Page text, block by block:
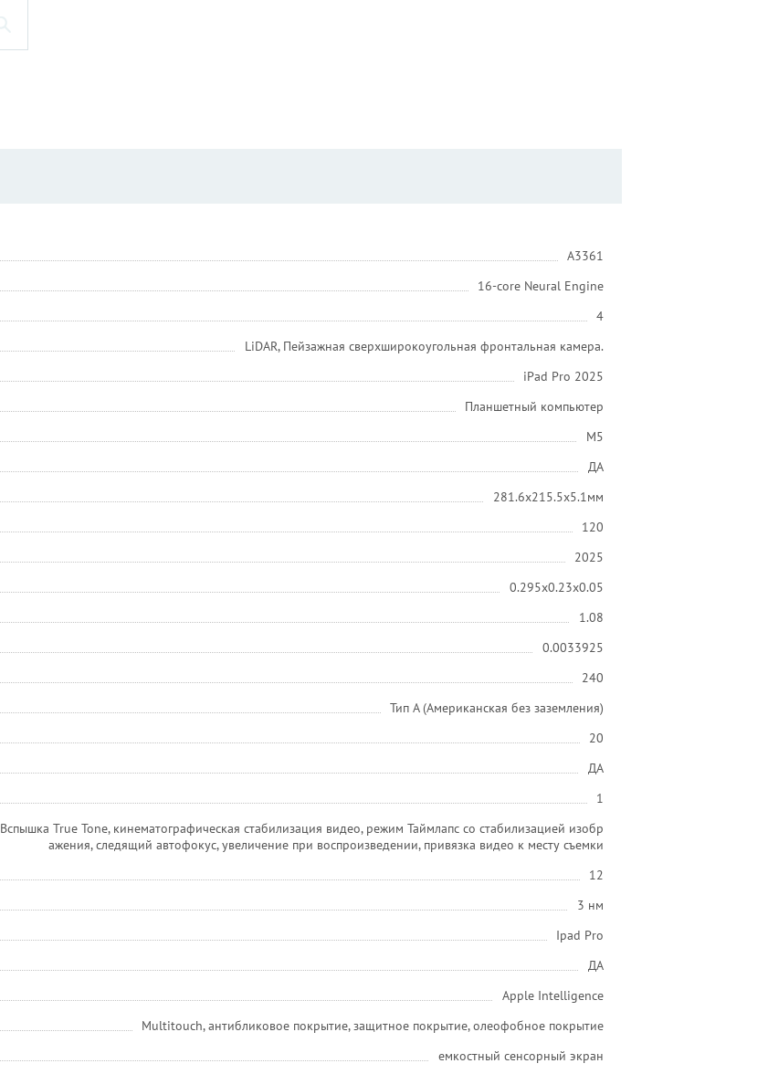
A3361
16-core Neural Engine
4
LiDAR, Пейзажная сверхширокоугольная фронтальная камера.
iPad Pro 2025
Планшетный компьютер
M5
ДА
281.6x215.5x5.1мм
120
2025
0.295x0.23x0.05
1.08
0.0033925
240
Тип A (Американская без заземления)
20
ДА
1
Вспышка True Tone, кинематографическая стабилизация видео, режим Таймлапс со стабили­зацией изобр
ажения, следящий автофокус, увеличение при воспроизведении, привязка видео к месту съемки
12
3 нм
Ipad Pro
ДА
Apple Intelligence
Multitouch, антибликовое покрытие, защитное покрытие, олеофобное покрытие
емкостный сенсорный экран